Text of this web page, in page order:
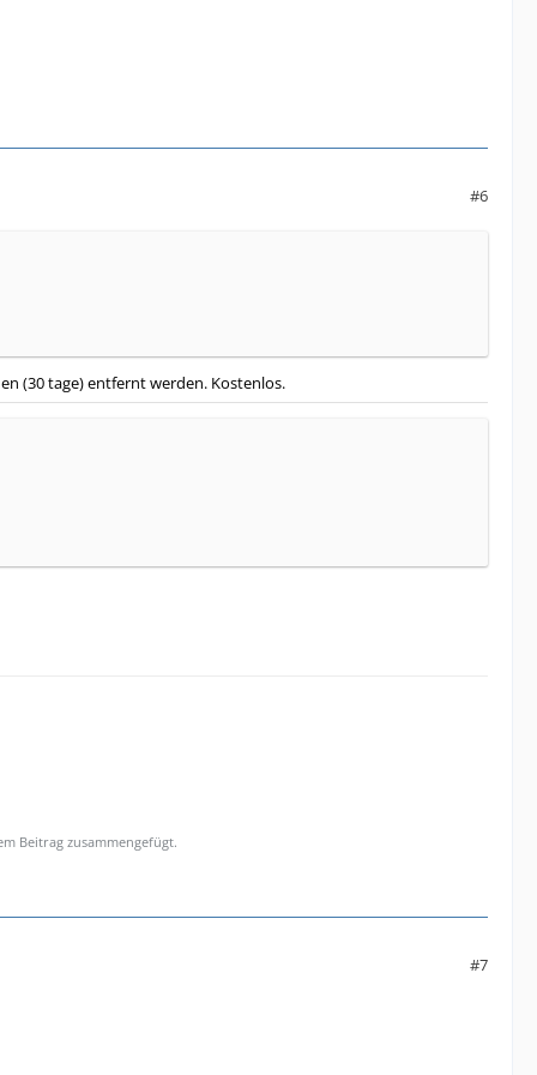
#6
(30 tage) entfernt werden. Kostenlos.
Beitrag zusammengefügt.
#7